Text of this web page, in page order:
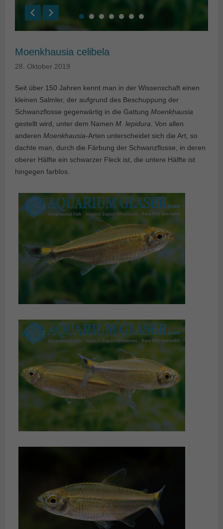
Moenkhausia celibela
28. Oktober 2019
Seit über 150 Jahren kennt man in der Wissenschaft einen
kleinen Salmler, der aufgrund des Beschuppung der
Schwanzflosse gegenwärtig in die Gattung Moenkhausia
gestellt wird, unter dem Namen M. lepidura . Von allen
anderen Moenkhausia-Arten unterscheidet sich die Art, so
dachte man, durch die Färbung der Schwanzflosse, in deren
oberer Hälfte ein schwarzer Fleck ist, die untere Hälfte ist
hingegen farblos.